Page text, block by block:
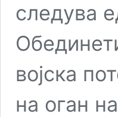
следува
војска
на оган